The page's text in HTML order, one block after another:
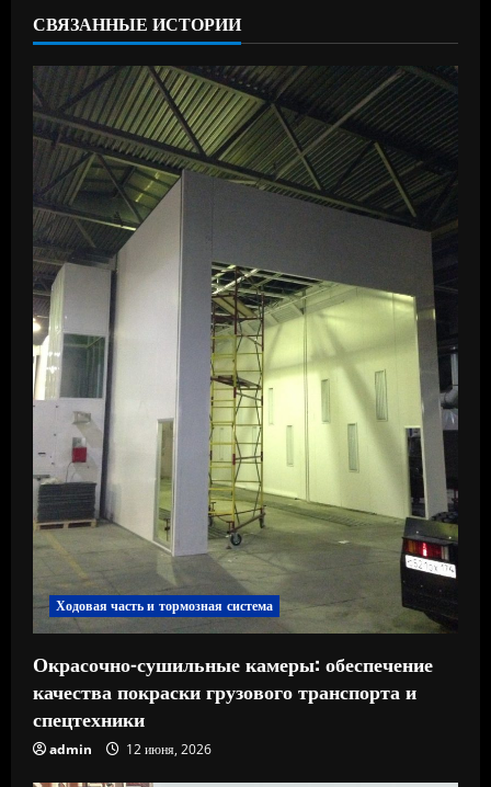
ь
ч
т
е
н
и
е
СВЯЗАННЫЕ ИСТОРИИ
Ходовая часть и тормозная система
Окрасочно-сушильные камеры: обеспечение
качества покраски грузового транспорта и
спецтехники
admin 12 июня, 2026